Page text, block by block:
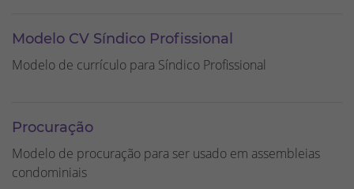
Modelo CV Síndico Profissional
Modelo de currículo para Síndico Profissional
Procuração
Modelo de procuração para ser usado em assembleias
condominiais